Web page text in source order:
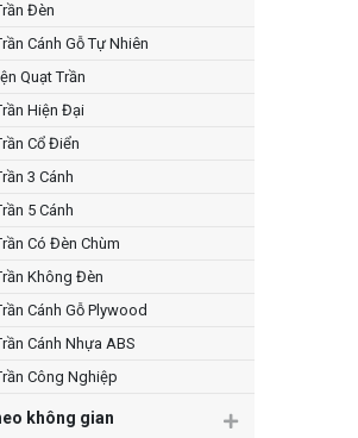
Đèn
Cánh Gỗ Tự Nhiên
Quạt Trần
Hiện Đại
Cổ Điển
3 Cánh
5 Cánh
Có Đèn Chùm
Không Đèn
Cánh Gỗ Plywood
Cánh Nhựa ABS
Công Nghiệp
không gian